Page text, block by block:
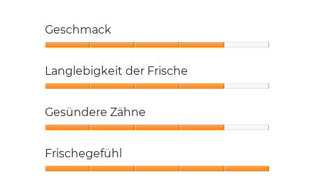
Geschmack
4
von
Langlebigkeit der Frische
der
Frische,
von
5
Gesündere Zähne
Zähne,
4
Frischegefühl